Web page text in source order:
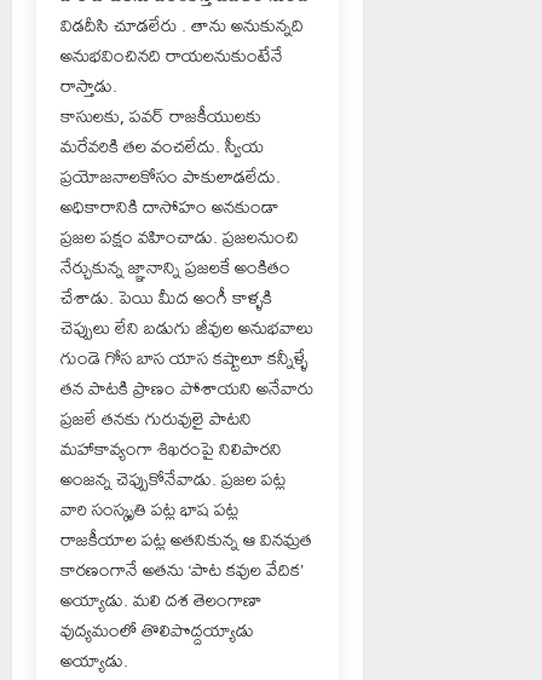
విడదీసి చూడలేరు . తాను అనుకున్నది
అనుభవించినది రాయలనుకుంటేనే
రాస్తాడు.
కాసులకు, పవర్ రాజకీయులకు
మరేవరికి తల వంచలేదు. స్వీయ
ప్రయోజనాలకోసం పాకులాడలేదు.
అధికారానికి దాసోహం అనకుండా
ప్రజల పక్షం వహించాడు. ప్రజలనుంచి
నేర్చుకున్న జ్ఞానాన్ని ప్రజలకే అంకితం
చేశాడు. పెయి మీద అంగీ కాళ్ళకి
చెప్పులు లేని బడుగు జీవుల అనుభవాలు
గుండె గోస బాస యాస కష్టాలూ కన్నీళ్ళే
తన పాటకి ప్రాణం పోశాయని అనేవారు
ప్రజలే తనకు గురువులై పాటని
మహాకావ్యంగా శిఖరంపై నిలిపారని
అంజన్న చెప్పుకోనేవాడు. ప్రజల పట్ల
వారి సంస్కృతి పట్ల భాష పట్ల
రాజకీయాల పట్ల అతనికున్న ఆ వినమ్రత
కారణంగానే అతను ‘పాట కవుల వేదిక’
అయ్యాడు. మలి దశ తెలంగాణా
వుద్యమంలో తొలిపొద్దయ్యాడు
అయ్యాడు.